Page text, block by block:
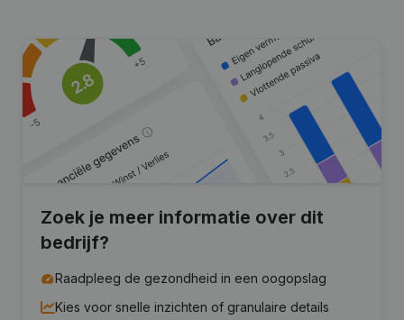
Zoek je meer informatie over dit
bedrijf?
Raadpleeg de gezondheid in een oogopslag
Kies voor snelle inzichten of granulaire details